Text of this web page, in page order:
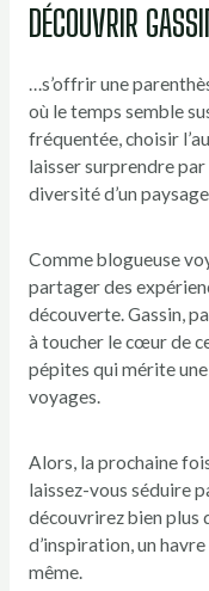
DÉCOUVRIR
…s’offrir une
où le temps semble
fréquentée, choisir
laisser surprendre par
diversité d’un
Comme blogueuse
partager des
découverte. Gassin,
à toucher le cœur de
pépites qui mérite
voyages.
Alors, la prochaine
laissez-vous séduire
découvrirez bien plus
d’inspiration, un
même.